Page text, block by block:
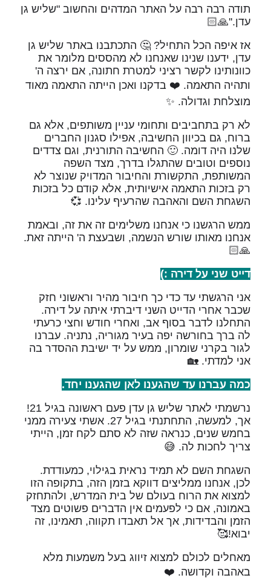
תודה רבה רבה על האתר המדהים והחשוב "שליש גן
עדן.''🙏🏻
אז איפה הכל התחיל? 🤔 התכתבנו באתר שליש גן
עדן, ידענו שנינו שאנחנו לא מהססים מלומר את
כוונותינו לקשר רציני למטרת חתונה, אם ירצה ה'
ותהיה התאמה. ❤️ בדקנו ואכן הייתה התאמה מאוד
מוצלחת וגדולה. ✨
לא רק בתחביבים ותחומי עניין משותפים, אלא גם
ברוח, גם בכיוון החשיבה, אפילו סגנון החברים
שלנו היה דומה. 🙂 החשיבה התורנית, וגם צדדים
נוספים וטובים שהתגלו בדרך, מצד השפה
המשותפת, התקשורת והחיבור המדויק שנוצר לא
רק בזכות התאמה אישיותית, אלא קודם כל בזכות
השגחת השם והאהבה שהרעיף עלינו. 💞
ממש הרגשנו כי אנחנו משלימים זה את זה, ובאמת
אנחנו מאותו שורש הנשמה, ושבעצת ה' הייתה זאת.
🙏🏻
דייט שני על דירה :)
אני הרגשתי עד כדי כך חיבור מהיר וראשוני חזק
שכבר אחרי הדייט השני דיברתי איתה על דירה.
התחלנו לדבר בסוף אב, ואחרי חודש וחצי כרעתי
לה ברך בחורשה יפה בעיר מגוריה, נתניה. עברנו
לגור בקרני שומרון, ממש על יד ישיבת ההסדר בה
אני למדתי. 🏡
כמה עברנו עד שהגענו לאן שהגענו יחד.
נרשמתי לאתר שליש גן עדן פעם ראשונה בגיל 21!
אך, למעשה, התחתנתי בגיל 27. אשתי צעירה ממני
בחמש שנים, כנראה שזה לא סתם לקח זמן, הייתי
צריך לחכות לה. 😅
השגחת השם לא תמיד נראית בגילוי, כמעודדת.
לכן, אנחנו ממליצים דווקא בזמן הזה, בתקופה הזו
למצוא את הרוח בעולם של בית המדרש, ולהתחזק
באמונה, אם כי לפעמים אין הדברים פשוטים מצד
הזמן והבדידות, אך אל תאבדו תקווה, תאמינו, זה
יבוא!🥰
מאחלים לכולם למצוא זיווג בעל משמעות מלא
באהבה וקדושה. ❤️